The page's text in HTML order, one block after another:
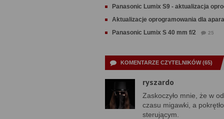
Panasonic Lumix S9 - aktualizacja
Aktualizacje oprogramowania dla
Panasonic Lumix S 40 mm f/2
25
KOMENTARZE CZYTELNIKÓW (65)
ryszardo
Zaskoczyło mnie, że w
czasu migawki, a
sterującym.